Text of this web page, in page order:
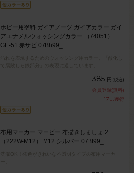
ホビー用塗料 ガイアノーツ ガイアカラー ガイ
アエナメルウォッシングカラー （74051）
GE-51.赤サビ 07Bh99_
汚れを表現するためのウォッシング用カラー。「酸化し
て腐敗した鉄部分」の表現に適しています。
385 円 (税込)
会員登録(無料)
17pt獲得
布用マーカー マービー 布描きしましょ 2
（222W-M12） M12.シルバー 07Bf99_
洗濯OK！発色がきれいな不透明タイプの布用マーカ